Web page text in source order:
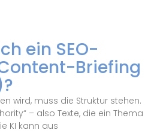
ein SEO-
Briefing
wird, muss die Struktur stehen.
– also Texte, die ein Thema
KI kann aus